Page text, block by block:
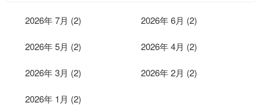
2026年 7月 (2) 2026年 6月 (2)
2026年 5月 (2) 2026年 4月 (2)
2026年 3月 (2) 2026年 2月 (2)
2026年 1月 (2)